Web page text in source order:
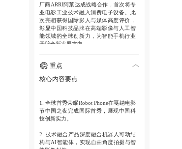
厂商ARRI阿莱达成战略合作，首次将专
业电影工业技术融入消费电子设备。此
次亮相获得国际影人与媒体高度评价，
彰显中国科技品牌在高端影像与人工智
能领域的全球创新力，为智能手机行业
开辟全新发展方向。
重点
核心内容要点
1.全球首秀荣耀Robot Phone在戛纳电影
节中国之夜完成国际首秀，展现中国科
技创新实力。
2. 技术融合产品深度融合机器人可动结
构与AI智能体，实现自由角度拍摄与智